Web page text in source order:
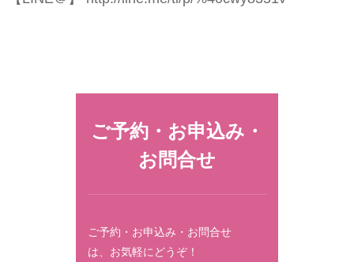
ご予約・お申込み・
お問合せ
ご予約・お申込み・お問合せ
は、お気軽にどうぞ！